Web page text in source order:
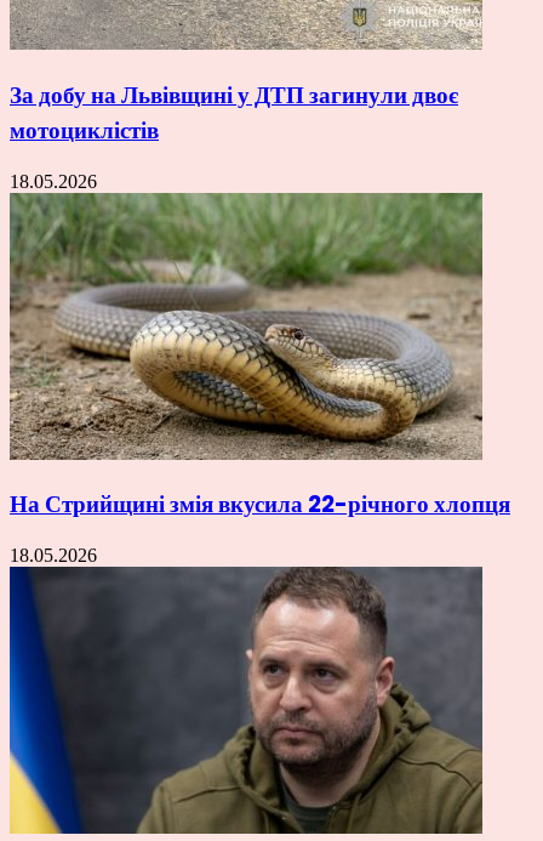
За добу на Львівщині у ДТП загинули двоє
мотоциклістів
18.05.2026
На Стрийщині змія вкусила 22-річного хлопця
18.05.2026